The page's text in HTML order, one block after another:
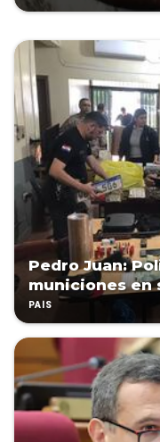
Pedro Juan:
municiones en
PAÍS